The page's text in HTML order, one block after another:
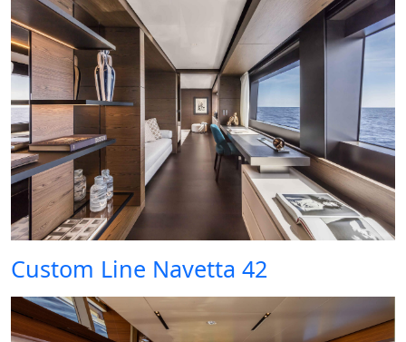
Custom Line Navetta 42